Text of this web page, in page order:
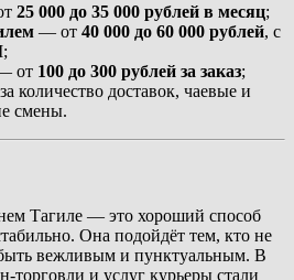
25 000 до 35 000 рублей в месяц;
— от 40 000 до 60 000 рублей, с
от 100 до 300 рублей за заказ;
количество доставок, чаевые и
смены.
Тагиле — это хороший способ
Она подойдёт тем, кто не
вежливым и пунктуальным. В
торговли и услуг курьеры стали